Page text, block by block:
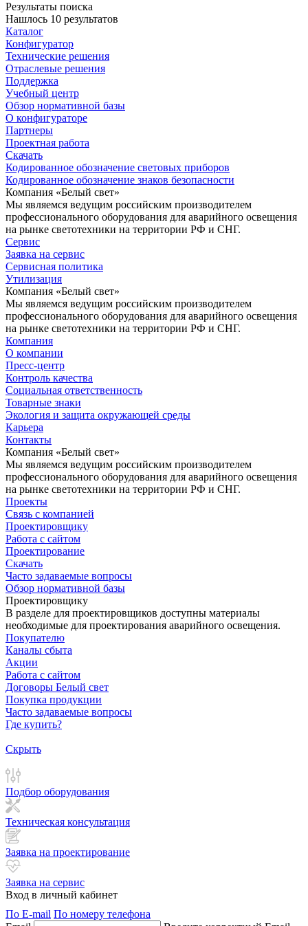
Результаты поиска
Нашлось 10 результатов
Каталог
Конфигуратор
Технические решения
Отраслевые решения
Поддержка
Учебный центр
Обзор нормативной базы
О конфигураторе
Партнеры
Проектная работа
Скачать
Кодированное обозначение световых приборов
Кодированное обозначение знаков безопасности
Компания «Белый свет»
Мы являемся ведущим российским производителем
профессионального оборудования для аварийного освещения
на рынке светотехники на территории РФ и СНГ.
Сервис
Заявка на сервис
Сервисная политика
Утилизация
Компания «Белый свет»
Мы являемся ведущим российским производителем
профессионального оборудования для аварийного освещения
на рынке светотехники на территории РФ и СНГ.
Компания
О компании
Пресс-центр
Контроль качества
Социальная ответственность
Товарные знаки
Экология и защита окружающей среды
Карьера
Контакты
Компания «Белый свет»
Мы являемся ведущим российским производителем
профессионального оборудования для аварийного освещения
на рынке светотехники на территории РФ и СНГ.
Проекты
Связь с компанией
Проектировщику
Работа с сайтом
Проектирование
Скачать
Часто задаваемые вопросы
Обзор нормативной базы
Проектировщику
В разделе для проектировщиков доступны материалы
необходимые для проектирования аварийного освещения.
Покупателю
Каналы сбыта
Акции
Работа с сайтом
Договоры Белый свет
Покупка продукции
Часто задаваемые вопросы
Где купить?
Скрыть
Подбор оборудования
Техническая консультация
Заявка на проектирование
Заявка на сервис
Вход в личный кабинет
По E-mail По номеру телефона